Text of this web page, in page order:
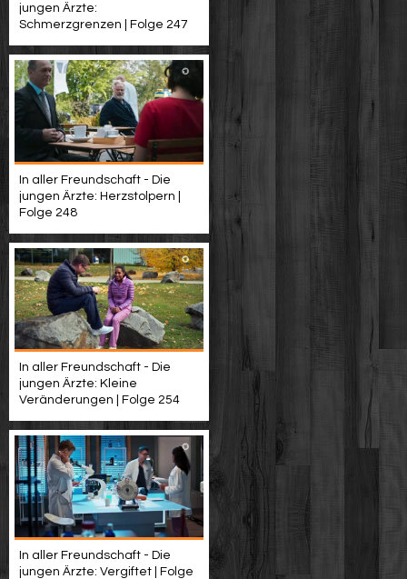
jungen Ärzte:
Schmerzgrenzen | Folge 247
In aller Freundschaft - Die
jungen Ärzte: Herzstolpern |
Folge 248
In aller Freundschaft - Die
jungen Ärzte: Kleine
Veränderungen | Folge 254
In aller Freundschaft - Die
jungen Ärzte: Vergiftet | Folge